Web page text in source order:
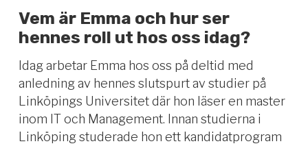
Vem är Emma och hur ser
hennes roll ut hos oss idag?
Idag arbetar Emma hos oss på deltid med
anledning av hennes slutspurt av studier på
Linköpings Universitet där hon läser en master
inom IT och Management. Innan studierna i
Linköping studerade hon ett kandidatprogram